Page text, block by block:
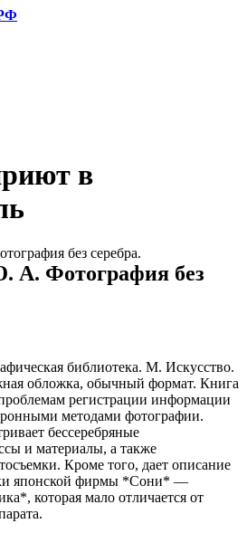
в
А. Фотография без
библиотека. М. Искусство.
обложка, обычный формат. Книга
регистрации информации
методами фотографии.
бессеребряные
и материалы, а также
Кроме того, дает описание
японской фирмы *Сони* —
которая мало отличается от